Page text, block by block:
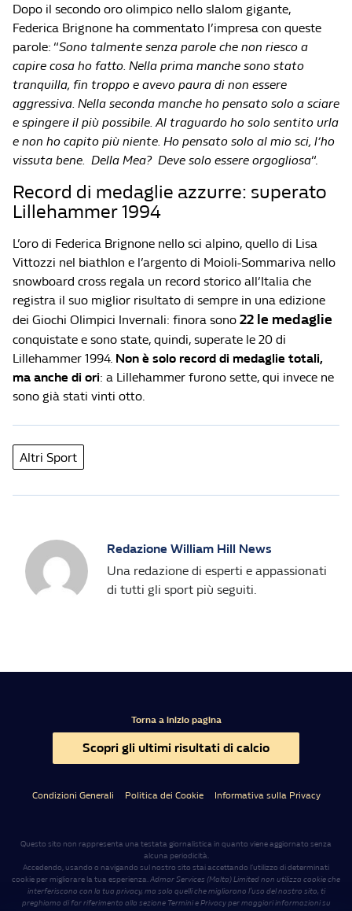
Dopo il secondo oro olimpico nello slalom gigante,
Federica Brignone ha commentato l’impresa con queste
parole: “Sono talmente senza parole che non riesco a
capire cosa ho fatto. Nella prima manche sono stato
tranquilla, fin troppo e avevo paura di non essere
aggressiva. Nella seconda manche ho pensato solo a sciare
e spingere il più possibile. Al traguardo ho solo sentito urla
e non ho capito più niente. Ho pensato solo al mio sci, l’ho
vissuta bene. Della Mea? Deve solo essere orgogliosa“.
Record di medaglie azzurre: superato
Lillehammer 1994
L’oro di Federica Brignone nello sci alpino, quello di Lisa
Vittozzi nel biathlon e l’argento di Moioli-Sommariva nello
snowboard cross regala un record storico all’Italia che
registra il suo miglior risultato di sempre in una edizione
dei Giochi Olimpici Invernali: finora sono 22 le medaglie
conquistate e sono state, quindi, superate le 20 di
Lillehammer 1994. Non è solo record di medaglie totali,
ma anche di ori: a Lillehammer furono sette, qui invece ne
sono già stati vinti otto.
Altri Sport
Redazione William Hill News
Una redazione di esperti e appassionati
di tutti gli sport più seguiti.
Torna a inizio pagina
Scopri gli ultimi risultati di calcio
Condizioni Generali Politica dei Cookie Informativa sulla Privacy
Questo sito non rappresenta una testata giornalistica in quanto viene aggiornato senza
alcuna periodicità.
Accedendo, usando o navigando sul nostro sito stai accettando l’utilizzo di determinati
cookie per migliorare la tua esperienza.Admar Services (Malta) Limited non utilizza cookie che
interferiscono con la tua privacy, ma solo quelli che migliorano l’uso del nostro sito, ti
preghiamo di far riferimento alla sezione Termini e Privacy per maggiori informazioni su